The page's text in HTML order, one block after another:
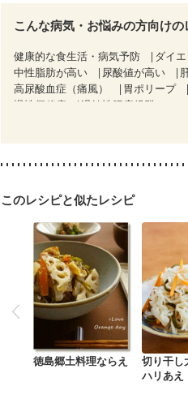
こんな病気・お悩みの方向け
健康的な食生活・病気予防 ダイエ
中性脂肪が高い
尿酸値が高い
高尿酸血症（痛風）
胃ポリープ
慢性便秘症
過敏性腸症候群（IBS）
妊婦健診・血糖値が気になる（初期
妊活中
更年期
このレシピと似たレシピ
徳島郷土料理ならえ
切り干し
ハリあえ